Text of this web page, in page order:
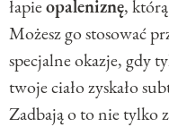
łapieopaleniznę,
Możesz go stosować
specjalne okazje, gdy
twoje ciało zyskało
Zadbają o to nie tylko